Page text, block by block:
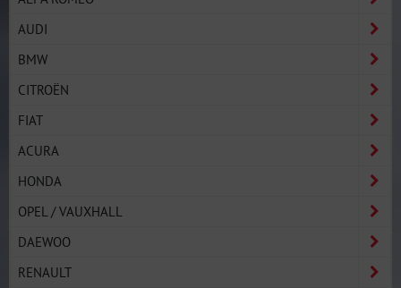
AUDI
BMW
CITROËN
FIAT
ACURA
HONDA
OPEL / VAUXHALL
DAEWOO
RENAULT